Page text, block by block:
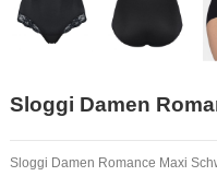
Sloggi Damen
Sloggi Damen Romance Maxi